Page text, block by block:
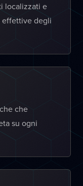
localizzati e
effettive degli
che
su ogni